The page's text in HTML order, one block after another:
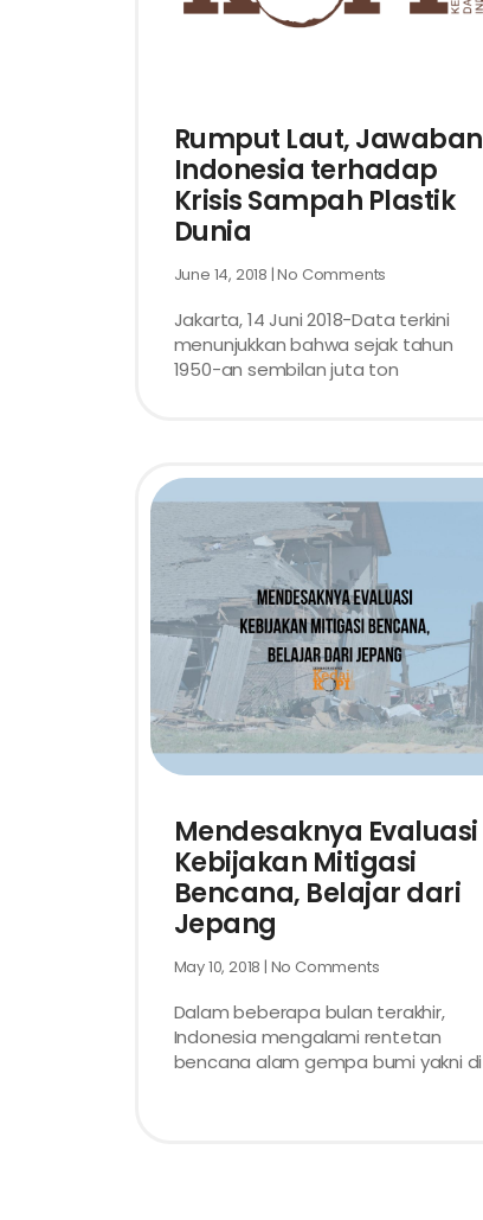
Rumput Laut, Jawaban
Indonesia terhadap
Krisis Sampah Plastik
Dunia
June 14, 2018 No Comments
Jakarta, 14 Juni 2018-Data terkini
menunjukkan bahwa sejak tahun
1950-an sembilan juta ton
Mendesaknya Evaluasi
Kebijakan Mitigasi
Bencana, Belajar dari
Jepang
May 10, 2018 No Comments
Dalam beberapa bulan terakhir,
Indonesia mengalami rentetan
bencana alam gempa bumi yakni di